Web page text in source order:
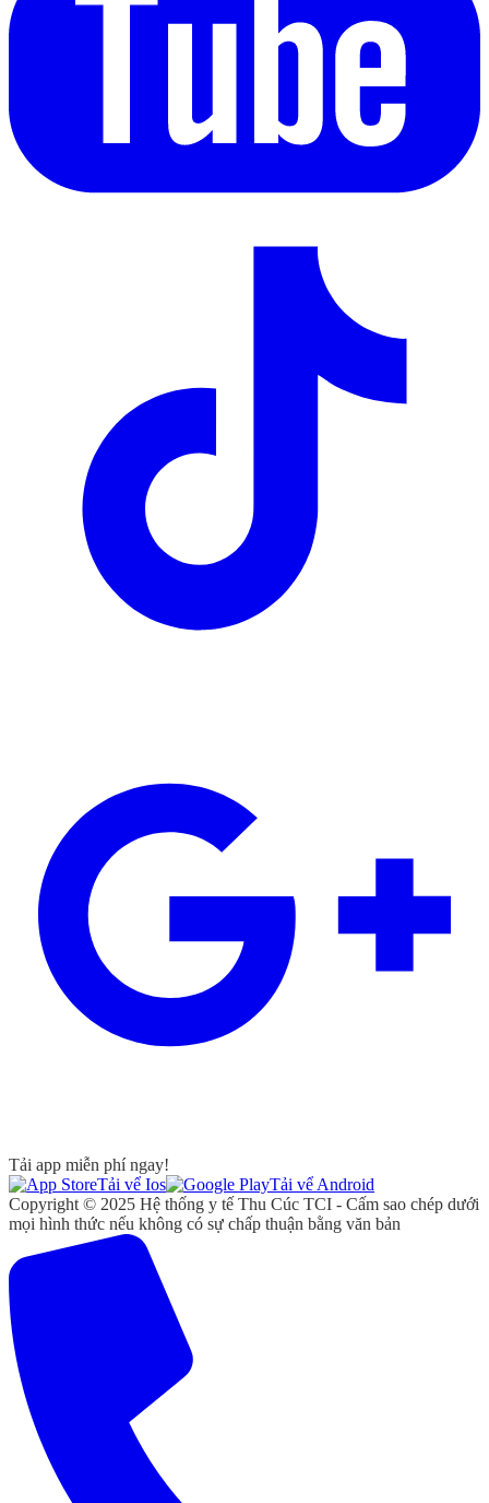
Tải app miễn phí ngay!
Tải vể Ios
Tải vể Android
Copyright © 2025 Hệ thống y tế Thu Cúc TCI - Cấm sao chép dưới
mọi hình thức nếu không có sự chấp thuận bằng văn bản